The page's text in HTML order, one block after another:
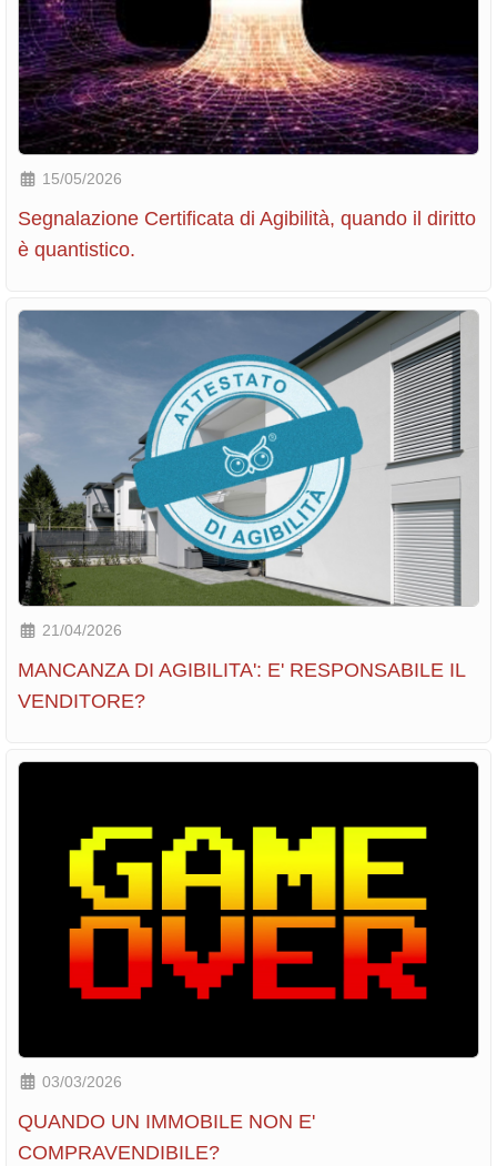
15/05/2026
Segnalazione Certificata di Agibilità, quando il diritto
è quantistico.
21/04/2026
MANCANZA DI AGIBILITA': E' RESPONSABILE IL
VENDITORE?
03/03/2026
QUANDO UN IMMOBILE NON E'
COMPRAVENDIBILE?